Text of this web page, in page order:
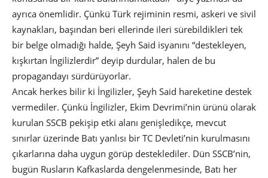
ayrıca önemlidir. Çünkü Türk rejiminin resmi, askeri ve sivil
kaynakları, başından beri ellerinde ileri sürebildikleri tek
bir belge olmadığı halde, Şeyh Said isyanını “destekleyen,
kışkırtan İngilizlerdir” deyip durdular, halen de bu
propagandayı sürdürüyorlar.
Ancak herkes bilir ki İngilizler, Şeyh Said hareketine destek
vermediler. Çünkü İngilizler, Ekim Devrimi’nin ürünü olarak
kurulan SSCB pekişip etki alanı genişledikçe, mevcut
sınırlar üzerinde Batı yanlısı bir TC Devleti’nin kurulmasını
çıkarlarına daha uygun görüp desteklediler. Dün SSCB’nin,
bugün Rusların Kafkaslarda dengelenmesinde, Batı her